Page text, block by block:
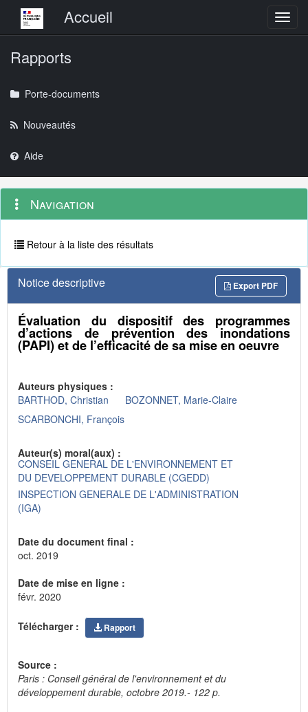
Menu principalAccueil
Rapports
Porte-documents
Nouveautés
Aide
Navigation
outils
Menu
contextuel
Navigation
Retour à la liste des résultats
Notice descriptive Export PDF
Évaluation du dispositif des programmes
d’actions de prévention des inondations
(PAPI) et de l’efficacité de sa mise en oeuvre
Auteurs physiques :
BARTHOD, Christian
BOZONNET, Marie-Claire
SCARBONCHI, François
Auteur(s) moral(aux) :
CONSEIL GENERAL DE L'ENVIRONNEMENT ET
DU DEVELOPPEMENT DURABLE (CGEDD)
INSPECTION GENERALE DE L'ADMINISTRATION
(IGA)
Date du document final :
oct. 2019
Date de mise en ligne :
févr. 2020
Télécharger : Rapport
Source :
Paris : Conseil général de l'environnement et du
développement durable, octobre 2019.- 122 p.